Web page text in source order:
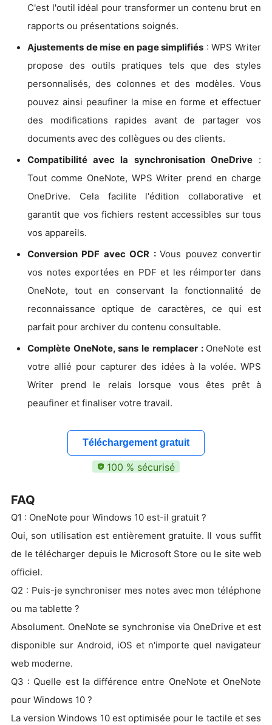
C'est l'outil idéal pour transformer un contenu brut en
rapports ou présentations soignés.
Ajustements de mise en page simplifiés : WPS Writer
propose des outils pratiques tels que des styles
personnalisés, des colonnes et des modèles. Vous
pouvez ainsi peaufiner la mise en forme et effectuer
des modifications rapides avant de partager vos
documents avec des collègues ou des clients.
Compatibilité avec la synchronisation OneDrive:
Tout comme OneNote, WPS Writer prend en charge
OneDrive. Cela facilite l'édition collaborative et
garantit que vos fichiers restent accessibles sur tous
vos appareils.
Conversion PDF avec OCR :Vous pouvez convertir
vos notes exportées en PDF et les réimporter dans
OneNote, tout en conservant la fonctionnalité de
reconnaissance optique de caractères, ce qui est
parfait pour archiver du contenu consultable.
Complète OneNote, sans le remplacer : OneNote est
votre allié pour capturer des idées à la volée. WPS
Writer prend le relais lorsque vous êtes prêt à
peaufiner et finaliser votre travail.
Téléchargement gratuit
100 % sécurisé
FAQ
Q1 : OneNote pour Windows 10 est-il gratuit ?
Oui, son utilisation est entièrement gratuite. Il vous suffit
de le télécharger depuis le Microsoft Store ou le site web
officiel.
Q2 : Puis-je synchroniser mes notes avec mon téléphone
ou ma tablette ?
Absolument. OneNote se synchronise via OneDrive et est
disponible sur Android, iOS et n'importe quel navigateur
web moderne.
Q3 : Quelle est la différence entre OneNote et OneNote
pour Windows 10 ?
La version Windows 10 est optimisée pour le tactile et ses